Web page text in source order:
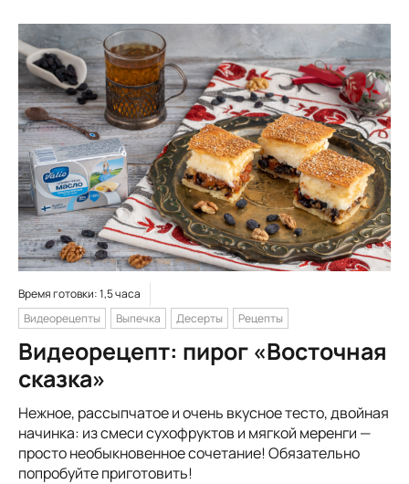
Время готовки: 1,5 часа
Видеорецепты
Выпечка Десерты Рецепты
Видеорецепт: пирог «Восточная
сказка»
Нежное, рассыпчатое и очень вкусное тесто, двойная
начинка: из смеси сухофруктов и мягкой меренги —
просто необыкновенное сочетание! Обязательно
попробуйте приготовить!